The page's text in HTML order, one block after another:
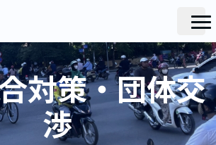
対策・団体交
渉